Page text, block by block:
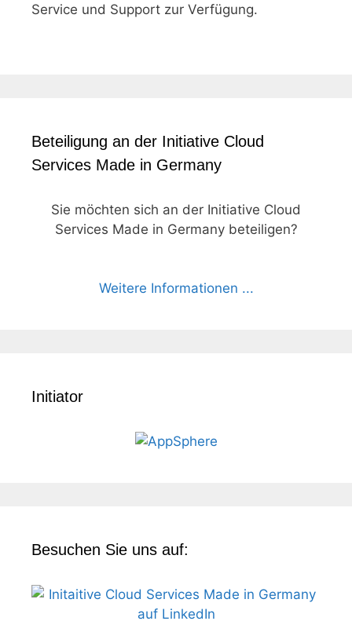
Service und Support zur Verfügung.
Beteiligung an der Initiative Cloud
Services Made in Germany
Sie möchten sich an der Initiative Cloud
Services Made in Germany beteiligen?
Weitere Informationen ...
Initiator
Besuchen Sie uns auf: